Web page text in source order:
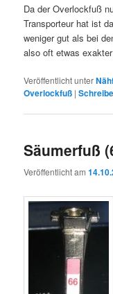
Da der Overlockfuß
Transporteur hat ist
weniger gut als bei
also oft etwas
Veröffentlicht unter
Overlockfuß |
Säumerfuß
Veröffentlicht am